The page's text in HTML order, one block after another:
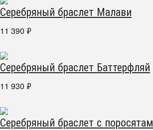
Серебряный браслет Малави
11 390 ₽
Серебряный браслет Баттерфляй
11 930 ₽
Серебряный браслет с